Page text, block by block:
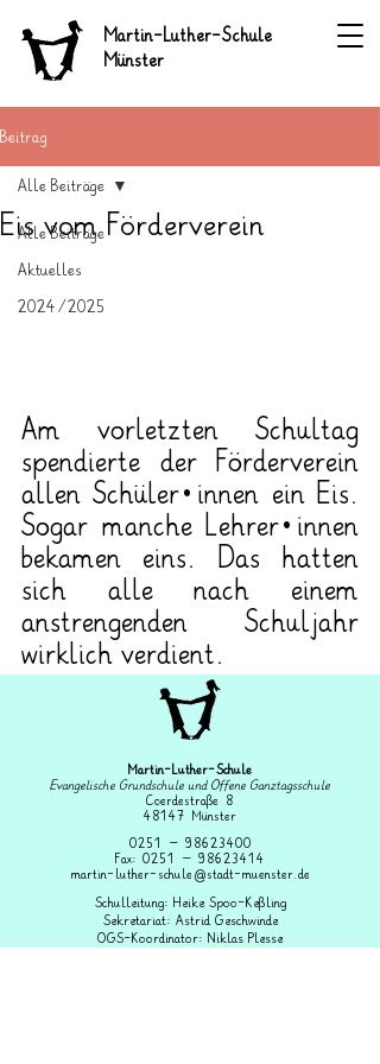
Martin-Luther-Schule
Münster
Beitrag
Alle Beiträge
Aktuelles
2024/2025
Alle Beiträge
Eis vom Förderverein
Am vorletzten Schultag
spendierte der Förderverein
allen Schüler*innen ein Eis.
Sogar manche Lehrer*innen
bekamen eins. Das hatten
sich alle nach einem
anstrengenden Schuljahr
wirklich verdient.
Martin-Luther-Schule
Evangelische Grundschule und Offene Ganztagsschule
Coerdestraße 8
48147 Münster
0251 – 98623400
Fax: 0251 – 98623414
martin-luther-schule@stadt-muenster.de
Schulleitung: Heike Spoo-Keßling
Sekretariat: Astrid Geschwinde
OGS-Koordinator: Niklas Plesse